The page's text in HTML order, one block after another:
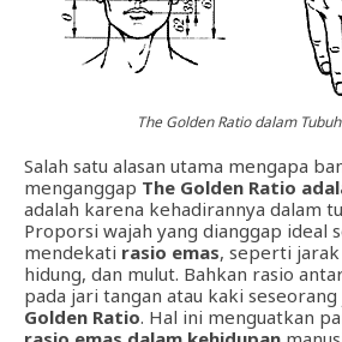
The Golden Ratio dalam
Salah satu alasan utama mengapa
menganggap The Golden Ratio
adalah karena kehadirannya dalam
Proporsi wajah yang dianggap ideal
mendekati rasio emas, seperti
hidung, dan mulut. Bahkan rasio
pada jari tangan atau kaki
Golden Ratio. Hal ini menguatkan